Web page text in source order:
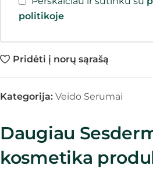
politikoje
Pridėti į norų sąrašą
Kategorija: Veido Serumai
Daugiau
kosmetika